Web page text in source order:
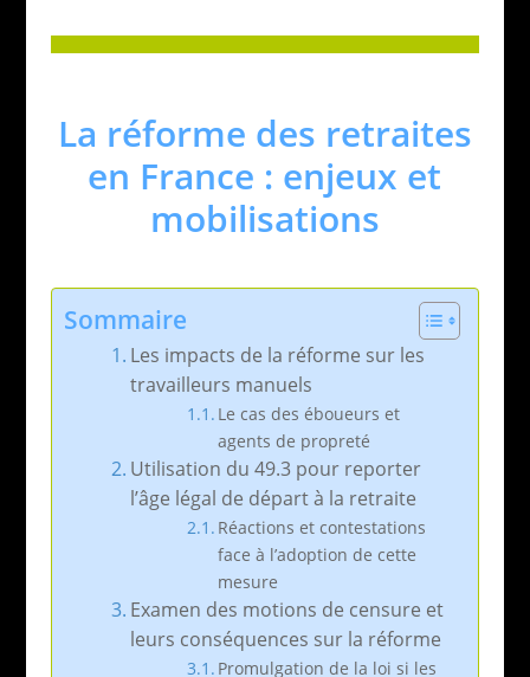
La réforme des retraites
en France : enjeux et
mobilisations
Sommaire
Les impacts de la réforme sur les
travailleurs manuels
Le cas des éboueurs et
agents de propreté
Utilisation du 49.3 pour reporter
l’âge légal de départ à la retraite
Réactions et contestations
face à l’adoption de cette
mesure
Examen des motions de censure et
leurs conséquences sur la réforme
Promulgation de la loi si les